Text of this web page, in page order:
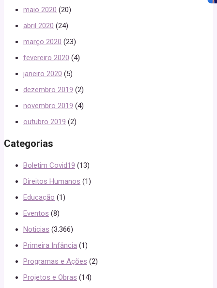
maio 2020 (20)
abril 2020 (24)
março 2020 (23)
fevereiro 2020 (4)
janeiro 2020 (5)
dezembro 2019 (2)
novembro 2019 (4)
outubro 2019 (2)
Categorias
Boletim Covid19 (13)
Direitos Humanos (1)
Educação (1)
Eventos (8)
Noticias (3.366)
Primeira Infância (1)
Programas e Ações (2)
Projetos e Obras (14)